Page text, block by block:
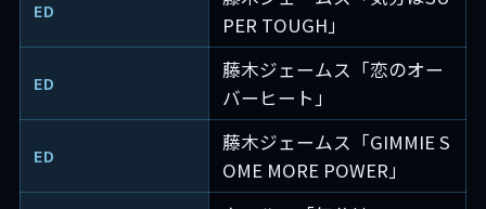
ED
PER TOUGH」
ED
藤木ジェームス「恋のオー
バーヒート」
ED
藤木ジェームス「GIMMIE S
OME MORE POWER」